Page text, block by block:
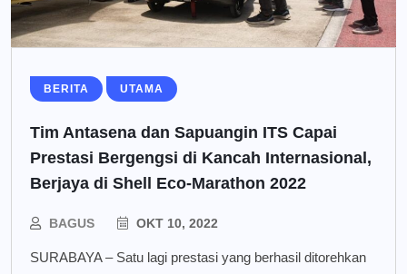
BERITA UTAMA
Tim Antasena dan Sapuangin ITS Capai
Prestasi Bergengsi di Kancah Internasional,
Berjaya di Shell Eco-Marathon 2022
BAGUS OKT 10, 2022
SURABAYA – Satu lagi prestasi yang berhasil ditorehkan